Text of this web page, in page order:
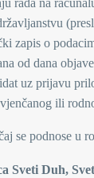
zapis o
od dana
uz prijavu
ili
se podnose u
Sveti Duh,